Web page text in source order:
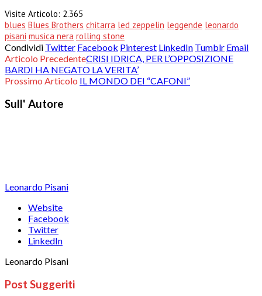
Visite Articolo: 2.365
blues Blues Brothers chitarra led zeppelin leggende leonardo
pisani musica nera rolling stone
Condividi Twitter Facebook Pinterest LinkedIn Tumblr Email
Articolo PrecedenteCRISI IDRICA, PER L’OPPOSIZIONE
BARDI HA NEGATO LA VERITA’
Prossimo Articolo IL MONDO DEI “CAFONI”
Sull' Autore
Leonardo Pisani
Website
Facebook
Twitter
LinkedIn
Leonardo Pisani
Post Suggeriti